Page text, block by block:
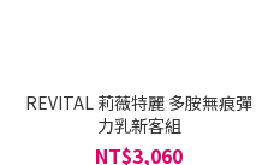
REVITAL 莉薇特麗 多胺無痕彈
力乳新客組
NT$3,060